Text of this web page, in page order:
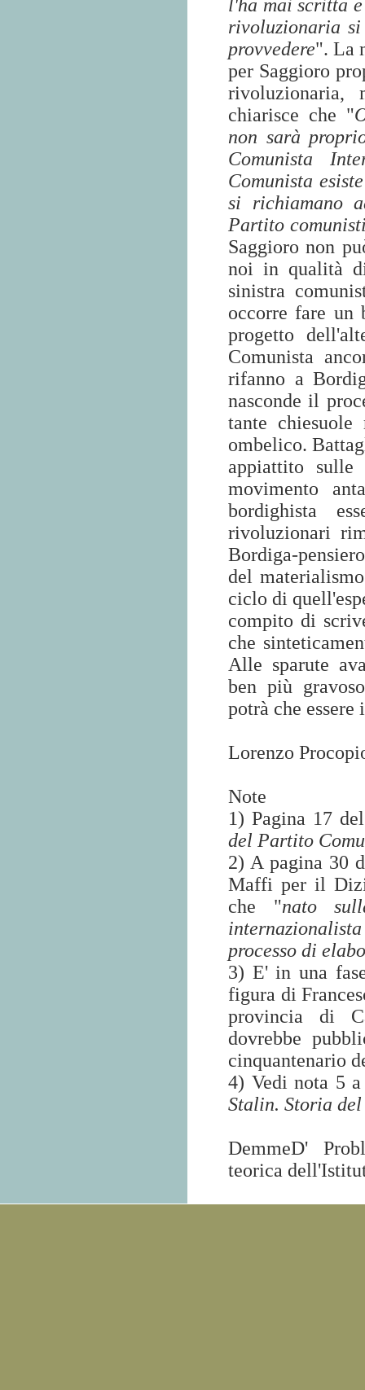
l'ha mai scritta
rivoluzionaria si
provvedere". La
per Saggioro
rivoluzionaria,
chiarisce che "
non sarà
Comunista
Comunista
si richiamano
Partito
Saggioro non
noi in qualità
sinistra
occorre fare un
progetto
Comunista
rifanno a
nasconde il
tante
ombelico.
appiattito sulle
movimento
bordighista
rivoluzionari
Bordiga-
del
ciclo di
compito di
che
Alle sparute
ben più
potrà che
Lorenzo
Note
1) Pagina 17
del Partito
2) A pagina 30
Maffi per il
che "nato
processo di
3) E' in una
figura di
provincia di
dovrebbe
cinquantenario
4) Vedi nota 5
Stalin. Storia
DemmeD'
teorica